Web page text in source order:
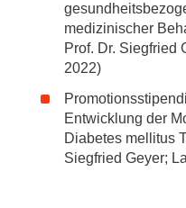
medizinischer
Prof. Dr. Siegfried
2022)
Entwicklung der
Diabetes mellitus
Siegfried Geyer;